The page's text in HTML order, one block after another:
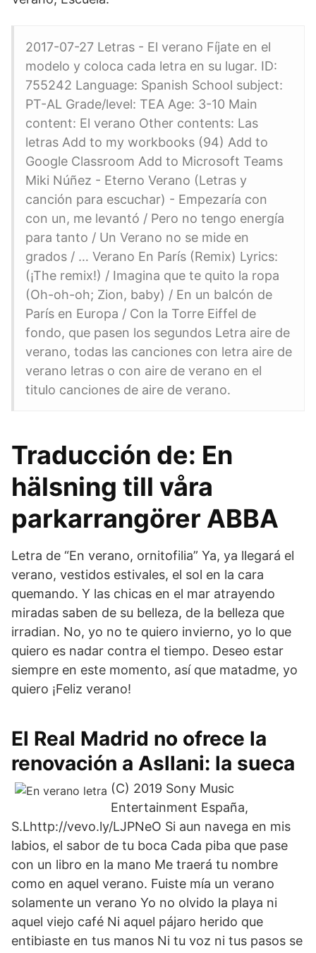
2017-07-27 Letras - El verano Fíjate en el
modelo y coloca cada letra en su lugar. ID:
755242 Language: Spanish School subject:
PT-AL Grade/level: TEA Age: 3-10 Main
content: El verano Other contents: Las
letras Add to my workbooks (94) Add to
Google Classroom Add to Microsoft Teams
Miki Núñez - Eterno Verano (Letras y
canción para escuchar) - Empezaría con
con un, me levantó / Pero no tengo energía
para tanto / Un Verano no se mide en
grados / … Verano En París (Remix) Lyrics:
(¡The remix!) / Imagina que te quito la ropa
(Oh-oh-oh; Zion, baby) / En un balcón de
París en Europa / Con la Torre Eiffel de
fondo, que pasen los segundos Letra aire de
verano, todas las canciones con letra aire de
verano letras o con aire de verano en el
titulo canciones de aire de verano.
Traducción de: En
hälsning till våra
parkarrangörer ABBA
Letra de “En verano, ornitofilia” Ya, ya llegará el
verano, vestidos estivales, el sol en la cara
quemando. Y las chicas en el mar atrayendo
miradas saben de su belleza, de la belleza que
irradian. No, yo no te quiero invierno, yo lo que
quiero es nadar contra el tiempo. Deseo estar
siempre en este momento, así que matadme, yo
quiero ¡Feliz verano!
El Real Madrid no ofrece la
renovación a Asllani: la sueca
(C) 2019 Sony Music
Entertainment España,
S.Lhttp://vevo.ly/LJPNeO Si aun navega en mis
labios, el sabor de tu boca Cada piba que pase
con un libro en la mano Me traerá tu nombre
como en aquel verano. Fuiste mía un verano
solamente un verano Yo no olvido la playa ni
aquel viejo café Ni aquel pájaro herido que
entibiaste en tus manos Ni tu voz ni tus pasos se